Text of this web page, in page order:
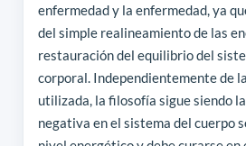
enfermedad y la enfermedad, ya
del simple realineamiento de las
restauración del equilibrio del
corporal. Independientemente de
utilizada, la filosofía sigue siendo
negativa en el sistema del cuerpo